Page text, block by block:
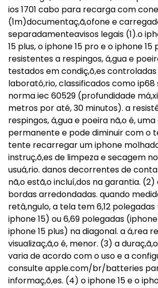
ios 1701 cabo para recarga com
(1m)documentaç,ã,ofone e
separadamenteavisos legais (1).o
15 plus, o iphone 15 pro e o iphone 15
resistentes a respingos, á,gua e
testados em condiç,õ,es
laborató,rio, classificados como ip68
norma iec 60529 (profundidade
metros por até, 30 minutos). a
respingos, á,gua e poeira nã,o é,
permanente e pode diminuir com o
tente recarregar um iphone
instruç,õ,es de limpeza e secagem
usuá,rio. danos decorrentes de
nã,o estã,o incluí,dos na garantia.
bordas arredondadas. quando
retâ,ngulo, a tela tem 6,12 polegadas
iphone 15) ou 6,69 polegadas
iphone 15 plus) na diagonal. a á,rea
visualizaç,ã,o é, menor. (3) a
varia de acordo com o uso e a
consulte apple.com/br/batteries
informaç,õ,es. (4) o iphone 15 e o